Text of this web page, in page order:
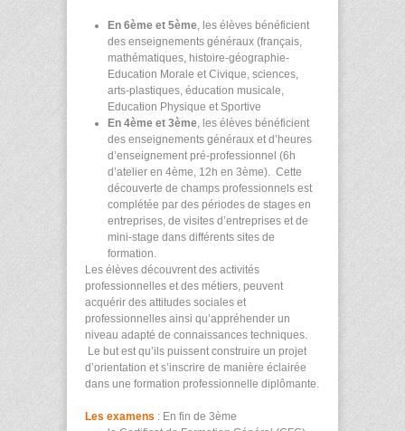
En 6ème et 5ème , les élèves bénéficient
des enseignements généraux (français,
mathématiques, histoire-géographie-
Education Morale et Civique, sciences,
arts-plastiques, éducation musicale,
Education Physique et Sportive
En 4ème et 3ème , les élèves bénéficient
des enseignements généraux et d’heures
d’enseignement pré-professionnel (6h
d’atelier en 4ème , 12h en 3ème). Cette
découverte de champs professionnels est
complétée par des périodes de stages en
entreprises, de visites d’entreprises et de
mini-stage dans différents sites de
formation.
Les élèves découvrent des activités
professionnelles et des métiers, peuvent
acquérir des attitudes sociales et
professionnelles ainsi qu’appréhender un
niveau adapté de connaissances techniques.
Le but est qu’ils puissent construire un projet
d’orientation et s’inscrire de manière éclairée
dans une formation professionnelle diplômante.
Les examens : En fin de 3ème